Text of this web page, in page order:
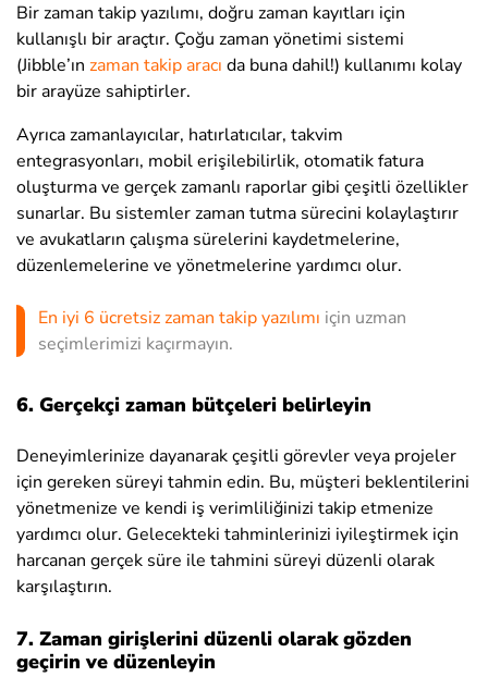
Bir zaman takip yazılımı, doğru zaman kayıtları için
kullanışlı bir araçtır. Çoğu zaman yönetimi sistemi
(Jibble’ın zaman takip aracı da buna dahil!) kullanımı kolay
bir arayüze sahiptirler.
Ayrıca zamanlayıcılar, hatırlatıcılar, takvim
entegrasyonları, mobil erişilebilirlik, otomatik fatura
oluşturma ve gerçek zamanlı raporlar gibi çeşitli özellikler
sunarlar. Bu sistemler zaman tutma sürecini kolaylaştırır
ve avukatların çalışma sürelerini kaydetmelerine,
düzenlemelerine ve yönetmelerine yardımcı olur.
En iyi 6 ücretsiz zaman takip yazılımı için uzman
seçimlerimizi kaçırmayın.
6. Gerçekçi zaman bütçeleri belirleyin
Deneyimlerinize dayanarak çeşitli görevler veya projeler
için gereken süreyi tahmin edin. Bu, müşteri beklentilerini
yönetmenize ve kendi iş verimliliğinizi takip etmenize
yardımcı olur. Gelecekteki tahminlerinizi iyileştirmek için
harcanan gerçek süre ile tahmini süreyi düzenli olarak
karşılaştırın.
7. Zaman girişlerini düzenli olarak gözden
geçirin ve düzenleyin